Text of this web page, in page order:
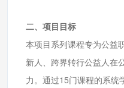
二、项目目标
本项目系列课程专为公益
新人、跨界转行公益人在
力。通过15门课程的系统